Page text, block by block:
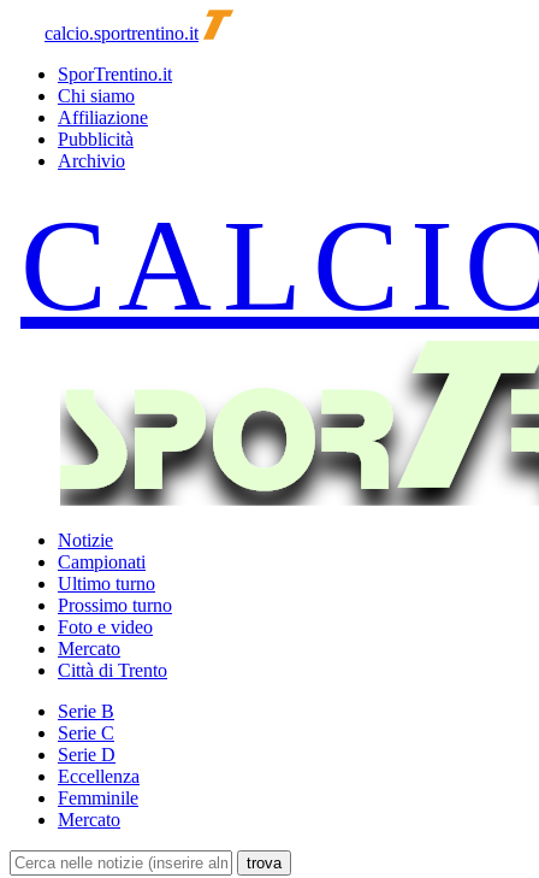
calcio.sportrentino.it
SporTrentino.it
Chi siamo
Affiliazione
Pubblicità
Archivio
Notizie
Campionati
Ultimo turno
Prossimo turno
Foto e video
Mercato
Città di Trento
Serie B
Serie C
Serie D
Eccellenza
Femminile
Mercato